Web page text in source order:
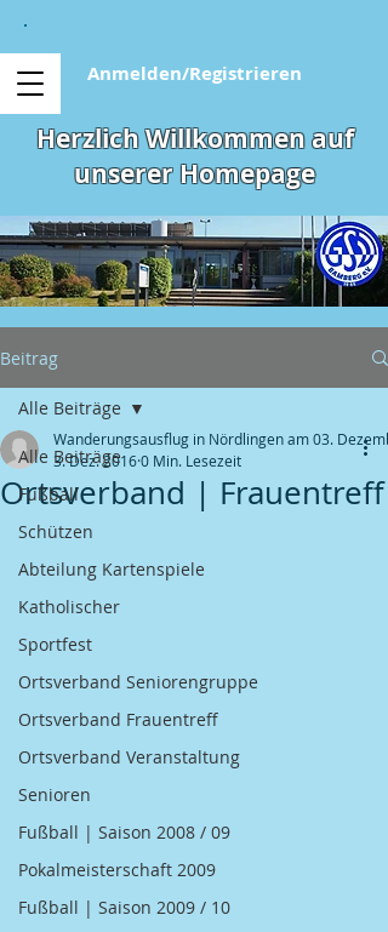
Anmelden/Registrieren
Herzlich Willkommen auf
unserer Homepage
Beitrag
Alle Beiträge
Fußball
Schützen
Abteilung Kartenspiele
Katholischer
Sportfest
Ortsverband Seniorengruppe
Ortsverband Frauentreff
Ortsverband Veranstaltung
Senioren
Fußball | Saison 2008 / 09
Pokalmeisterschaft 2009
Fußball | Saison 2009 / 10
Alle Beiträge
Ortsverband | Frauentreff
Wanderungsausflug in Nördlingen am 03.
3. Dez. 20160 Min. Lesezeit